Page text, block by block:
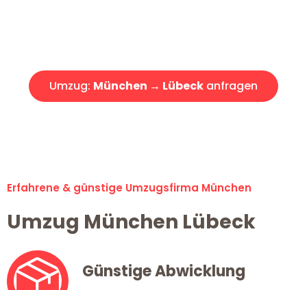
Umzug: München → Lübeck anfragen
Erfahrene & günstige Umzugsfirma München
Umzug München Lübeck
Günstige Abwicklung